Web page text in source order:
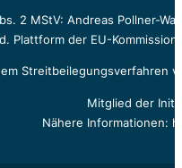
2 MStV: Andreas Pollner-
Plattform der EU-
Mitglied der
Nähere Informationen: